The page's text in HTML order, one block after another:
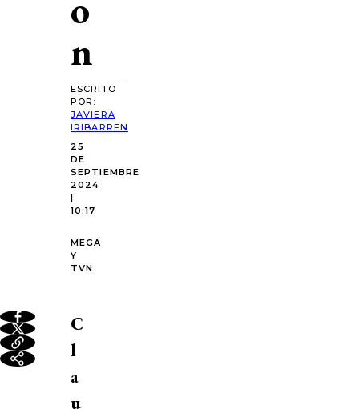
n
ESCRITO
POR:
JAVIERA
IRIBARREN
25
DE
SEPTIEMBRE
2024
|
10:17
MEGA
Y
TVN
C
l
a
u